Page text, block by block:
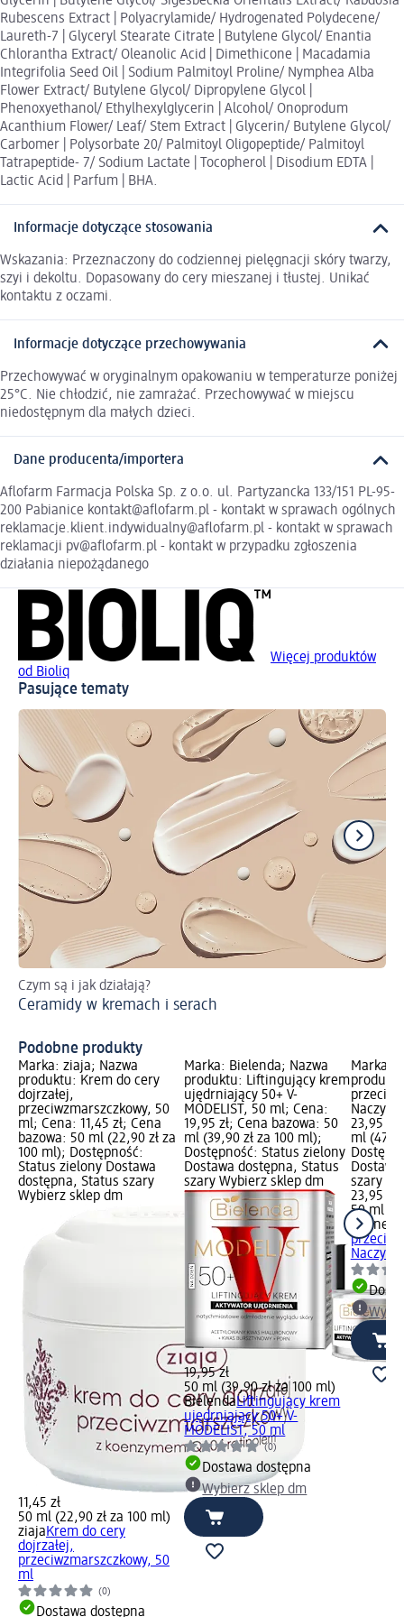
Rubescens Extract | Polyacrylamide/ Hydrogenated Polydecene/
Laureth-7 | Glyceryl Stearate Citrate | Butylene Glycol/ Enantia
Chlorantha Extract/ Oleanolic Acid | Dimethicone | Macadamia
Integrifolia Seed Oil | Sodium Palmitoyl Proline/ Nymphea Alba
Flower Extract/ Butylene Glycol/ Dipropylene Glycol |
Phenoxyethanol/ Ethylhexylglycerin | Alcohol/ Onoprodum
Acanthium Flower/ Leaf/ Stem Extract | Glycerin/ Butylene Glycol/
Carbomer | Polysorbate 20/ Palmitoyl Oligopeptide/ Palmitoyl
Tatrapeptide- 7/ Sodium Lactate | Tocopherol | Disodium EDTA |
Lactic Acid | Parfum | BHA.
Informacje dotyczące stosowania
Wskazania: Przeznaczony do codziennej pielęgnacji skóry twarzy,
szyi i dekoltu. Dopasowany do cery mieszanej i tłustej. Unikać
kontaktu z oczami.
Informacje dotyczące przechowywania
Przechowywać w oryginalnym opakowaniu w temperaturze poniżej
25°C. Nie chłodzić, nie zamrażać. Przechowywać w miejscu
niedostępnym dla małych dzieci.
Dane producenta/importera
Aflofarm Farmacja Polska Sp. z o.o. ul. Partyzancka 133/151 PL-95-
200 Pabianice kontakt@aflofarm.pl - kontakt w sprawach ogólnych
reklamacje.klient.indywidualny@aflofarm.pl - kontakt w sprawach
reklamacji pv@aflofarm.pl - kontakt w przypadku zgłoszenia
działania niepożądanego
Więcej produktów
od Bioliq
Pasujące tematy
Czym są i jak działają?
Ceramidy w kremach i serach
Podobne produkty
Marka: ziaja; Nazwa
produktu: Krem do cery
dojrzałej,
przeciwzmarszczkowy, 50
ml; Cena: 11,45 zł; Cena
bazowa: 50 ml (22,90 zł za
100 ml); Dostępność:
Status zielony Dostawa
dostępna, Status szary
Wybierz sklep dm
11,45 zł
50 ml (22,90 zł za 100 ml)
ziajaKrem do cery
dojrzałej,
przeciwzmarszczkowy, 50
ml
(0)
Dostawa dostępna
Marka: Bielenda; Nazwa
produktu: Liftingujący krem
ujędrniający 50+ V-
MODELIST, 50 ml; Cena:
19,95 zł; Cena bazowa: 50
ml (39,90 zł za 100 ml);
Dostępność: Status zielony
Dostawa dostępna, Status
szary Wybierz sklep dm
19,95 zł
50 ml (39,90 zł za 100 ml)
BielendaLiftingujący krem
ujędrniający 50+ V-
MODELIST, 50 ml
(0)
Dostawa dostępna
Wybierz sklep dm
Marka:
23,95
ml
szary
23,95 zł
50 ml
Lirene